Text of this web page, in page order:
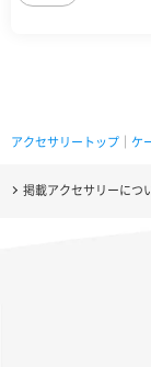
アクセサリートップ ケ
掲載アクセサリーにつ